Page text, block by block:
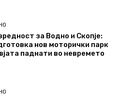
за Водно и Скопје:
нов моторички парк
паднати во невремето